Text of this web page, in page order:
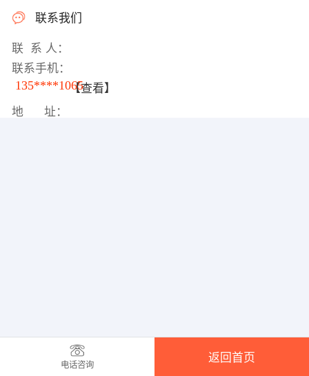
联系我们
联 系 人：
联系手机：
135****1065【查看】
地 址：
电话咨询
返回首页